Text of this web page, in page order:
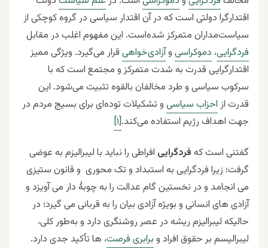
اقتدارگرا دولتی است که در آن اقتدار سیاسی در گروه کوچکی از
سیاست‌مداران متمرکز شده‌است. این مفهوم اغلب در مقابل
فردگرایی، دموکراسی وآزادی‌خواهی قرار می‌گیرد. ویژگی ممیز
اقتدارگرایی قدرت به شدت متمرکز و مجتمع است که با
سرکوب سیاسی و طرد مخالفان بالقوه تثبیت می‌شود. این
قدرت از احزاب سیاسی و تشکیلات توده‌ای برای بسیج مردم در
جهت اهداف رژیم استفاده می‌کند.[۱]
گفتنی است که فردگرایی افراطی را نباید با لیبرالیزم به عوضی
گرفت؛ زیرا فردگرایی به استبداد و تک محوری و قانون ستیزی
می انجامد و در نخستین گام عدالت را به چوبۀ دار می آویزد و
آزادی های انسانی و بویژه آزادی بیان را به قربانی می گیرد؛ در
حالیکه لیبرالیزم ریشه در عصر روشنگری دارد و به‌طور کلی،
لیبرالیسم بر حقوق افراد و برابری فرصت، ها تأکید جدی دارد.